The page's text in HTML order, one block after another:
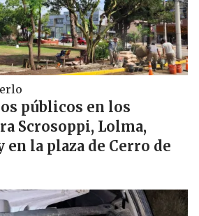
públicos en los
Scrosoppi, Lolma,
la plaza de Cerro de